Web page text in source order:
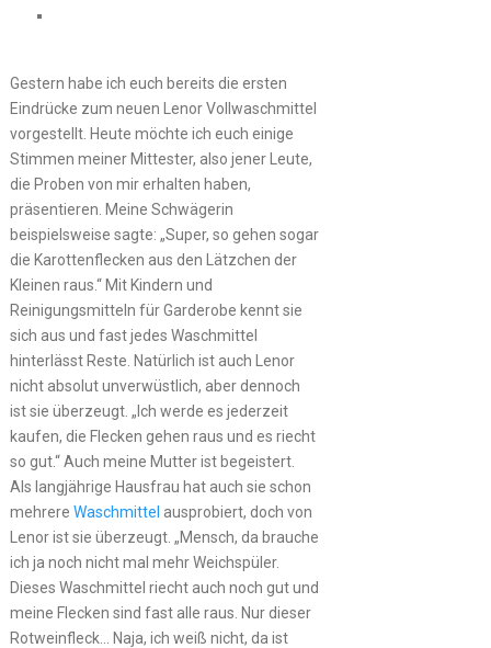
Gestern habe ich euch bereits die ersten
Eindrücke zum neuen Lenor Vollwaschmittel
vorgestellt. Heute möchte ich euch einige
Stimmen meiner Mittester, also jener Leute,
die Proben von mir erhalten haben,
präsentieren. Meine Schwägerin
beispielsweise sagte: „Super, so gehen sogar
die Karottenflecken aus den Lätzchen der
Kleinen raus.“ Mit Kindern und
Reinigungsmitteln für Garderobe kennt sie
sich aus und fast jedes Waschmittel
hinterlässt Reste. Natürlich ist auch Lenor
nicht absolut unverwüstlich, aber dennoch
ist sie überzeugt. „Ich werde es jederzeit
kaufen, die Flecken gehen raus und es riecht
so gut.“ Auch meine Mutter ist begeistert.
Als langjährige Hausfrau hat auch sie schon
mehrere Waschmittel ausprobiert, doch von
Lenor ist sie überzeugt. „Mensch, da brauche
ich ja noch nicht mal mehr Weichspüler.
Dieses Waschmittel riecht auch noch gut und
meine Flecken sind fast alle raus. Nur dieser
Rotweinfleck… Naja, ich weiß nicht, da ist